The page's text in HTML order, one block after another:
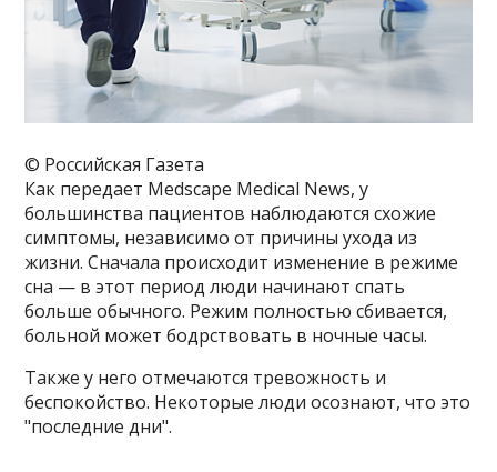
© Российская Газета
Как передает Medscape Medical News, у
большинства пациентов наблюдаются схожие
симптомы, независимо от причины ухода из
жизни. Сначала происходит изменение в режиме
сна — в этот период люди начинают спать
больше обычного. Режим полностью сбивается,
больной может бодрствовать в ночные часы.
Также у него отмечаются тревожность и
беспокойство. Некоторые люди осознают, что это
"последние дни".